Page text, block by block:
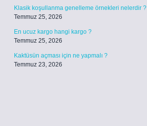
Klasik koşullanma genelleme örnekleri nelerdir ?
Temmuz 25, 2026
En ucuz kargo hangi kargo ?
Temmuz 25, 2026
Kaktüsün açması için ne yapmalı ?
Temmuz 23, 2026